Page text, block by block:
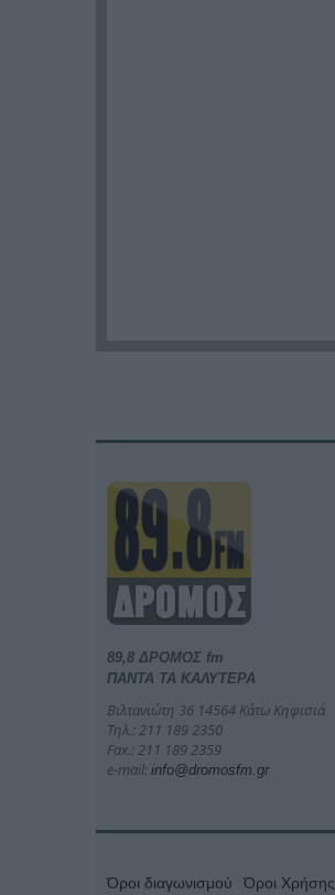
89,8 ΔΡΟΜΟΣ fm
ΠΑΝΤΑ ΤΑ ΚΑΛΥΤΕΡΑ
Βιλτανιώτη 36 14564 Κάτω Κηφισιά
Τηλ.: 211 189 2350
Fax.: 211 189 2359
e-mail: info@dromosfm.gr
Όροι διαγωνισμού Όροι Χρήσης